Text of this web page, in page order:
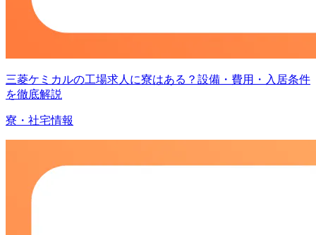
三菱ケミカルの工場求人に寮はある？設備・費用・入居条件
を徹底解説
寮・社宅情報